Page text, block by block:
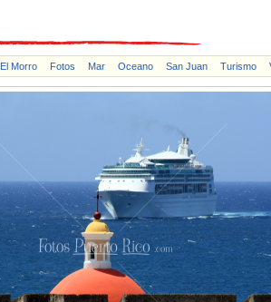
El Morro Fotos Mar Oceano San Juan Turismo